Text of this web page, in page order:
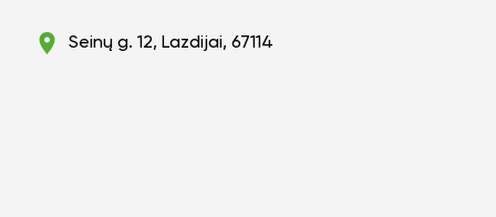
Seinų g. 12, Lazdijai, 67114